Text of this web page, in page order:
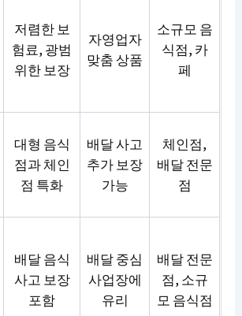
저렴한 보
험료, 광범
위한 보장
자영업자
맞춤 상품
소규모 음
식점, 카
페
대형 음식
점과 체인
점 특화
배달 사고
추가 보장
가능
체인점,
배달 전문
점
배달 음식
사고 보장
포함
배달 중심
사업장에
유리
배달 전문
점, 소규
모 음식점